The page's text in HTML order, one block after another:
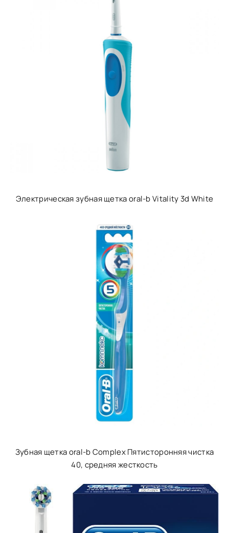
Электрическая зубная щетка oral-b Vitality 3d White
Зубная щетка oral-b Complex Пятисторонняя чистка
40, средняя жесткость